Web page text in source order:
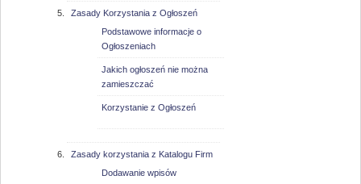
Zasady Korzystania z Ogłoszeń
Podstawowe informacje o
Ogłoszeniach
Jakich ogłoszeń nie można
zamieszczać
Korzystanie z Ogłoszeń
Zasady korzystania z Katalogu Firm
Dodawanie wpisów